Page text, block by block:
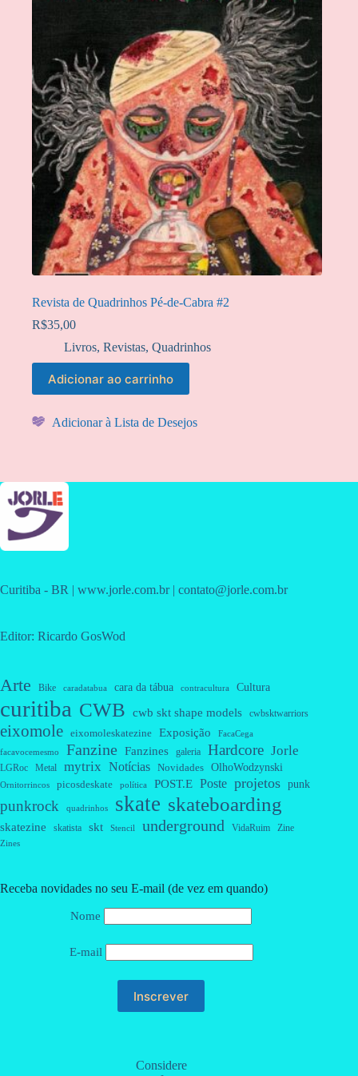
Revista de Quadrinhos Pé-de-Cabra #2
R$35,00
Livros, Revistas, Quadrinhos
Adicionar ao carrinho
Adicionar à Lista de Desejos
Curitiba - BR | www.jorle.com.br | contato@jorle.com.br
Editor: Ricardo GosWod
Arte Bike caradatabua cara da tábua contracultura Cultura
curitiba CWB cwb skt shape models cwbsktwarriors
eixomole eixomoleskatezine Exposição FacaCega
facavocemesmo Fanzine Fanzines galeria Hardcore Jorle
LGRoc Metal mytrix Notícias Novidades OlhoWodzynski
Ornitorrincos picosdeskate política POST.E Poste projetos punk
punkrock quadrinhos skate skateboarding
skatezine skatista skt Stencil underground VidaRuim Zine
Zines
Receba novidades no seu E-mail (de vez em quando)
Nome
E-mail
Considere